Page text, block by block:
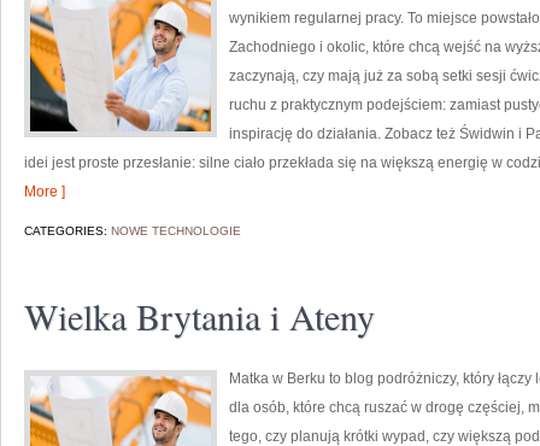
wynikiem regularnej pracy. To miejsce
Zachodniego i okolic, które chcą wejść na
zaczynają, czy mają już za sobą setki sesji
ruchu z praktycznym podejściem: zamiast
inspirację do działania. Zobacz też Świdwin i
idei jest proste przesłanie: silne ciało przekłada się na większą energię w
More ]
CATEGORIES: NOWE TECHNOLOGIE
Wielka Brytania i Ateny
Matka w Berku to blog podróżniczy, który
dla osób, które chcą ruszać w drogę częściej,
tego, czy planują krótki wypad, czy większą